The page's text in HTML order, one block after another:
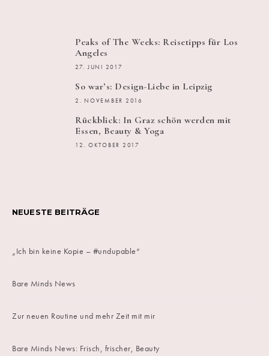
Peaks of The Weeks: Reisetipps für Los
Angeles
27. JUNI 2017
So war’s: Design-Liebe in Leipzig
2. NOVEMBER 2016
Rückblick: In Graz schön werden mit
Essen, Beauty & Yoga
12. OKTOBER 2017
NEUESTE BEITRÄGE
„Ich bin keine Kopie – #undupable“
Bare Minds News
Zur neuen Routine und mehr Zeit mit mir
Bare Minds News: Frisch, frischer, Beauty